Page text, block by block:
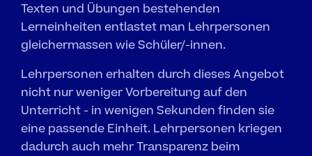
Texten und Übungen bestehenden
Lerneinheiten entlastet man Lehrpersonen
gleichermassen wie Schüler/-innen.
Lehrpersonen erhalten durch dieses Angebot
nicht nur weniger Vorbereitung auf den
Unterricht - in wenigen Sekunden finden sie
eine passende Einheit. Lehrpersonen kriegen
dadurch auch mehr Transparenz beim